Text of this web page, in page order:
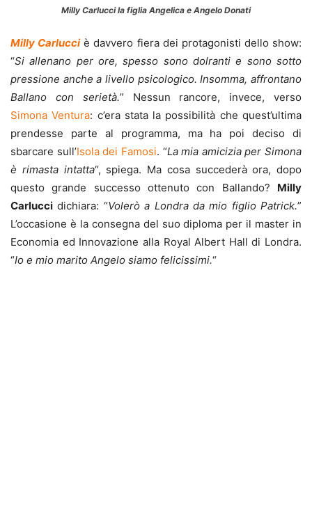
Milly Carlucci la figlia Angelica e Angelo Donati
Milly Carlucci è davvero fiera dei protagonisti dello show:
“Si allenano per ore, spesso sono dolranti e sono sotto
pressione anche a livello psicologico. Insomma, affrontano
Ballano con serietà.” Nessun rancore, invece, verso
Simona Ventura: c’era stata la possibilità che quest’ultima
prendesse parte al programma, ma ha poi deciso di
sbarcare sull’Isola dei Famosi. “La mia amicizia per Simona
è rimasta intatta“, spiega. Ma cosa succederà ora, dopo
questo grande successo ottenuto con Ballando? Milly
Carlucci dichiara: “Volerò a Londra da mio figlio Patrick.”
L’occasione è la consegna del suo diploma per il master in
Economia ed Innovazione alla Royal Albert Hall di Londra.
“Io e mio marito Angelo siamo felicissimi.“